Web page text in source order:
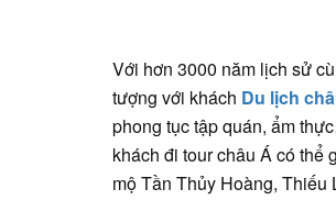
Với hơn 3000 năm lịch sử
tượng với khách Du lịch
phong tục tập quán, ẩm
khách đi tour châu Á có thể
mộ Tần Thủy Hoàng,